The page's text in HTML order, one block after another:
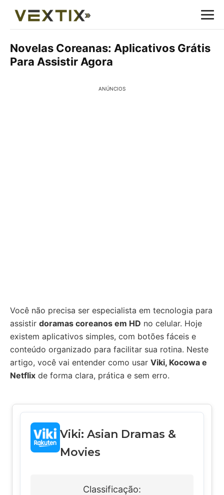
Novelas Coreanas: Aplicativos Grátis
Para Assistir Agora
ANÚNCIOS
Você não precisa ser especialista em tecnologia para
assistir doramas coreanos em HD no celular. Hoje
existem aplicativos simples, com botões fáceis e
conteúdo organizado para facilitar sua rotina. Neste
artigo, você vai entender como usar Viki, Kocowa e
Netflix de forma clara, prática e sem erro.
Viki: Asian Dramas &
Movies
Classificação: